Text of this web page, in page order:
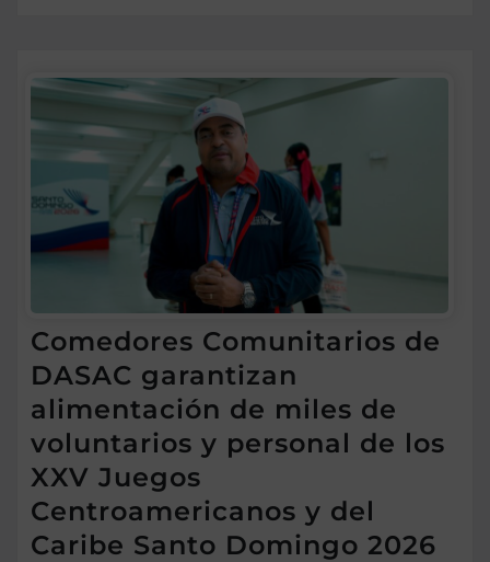
Comedores Comunitarios de
DASAC garantizan
alimentación de miles de
voluntarios y personal de los
XXV Juegos
Centroamericanos y del
Caribe Santo Domingo 2026